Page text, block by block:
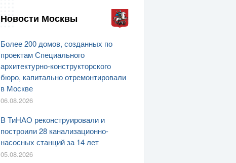
Новости Москвы
Более 200 домов, созданных по
проектам Специального
архитектурно-конструкторского
бюро, капитально отремонтировали
в Москве
06.08.2026
В ТиНАО реконструировали и
построили 28 канализационно-
насосных станций за 14 лет
05.08.2026